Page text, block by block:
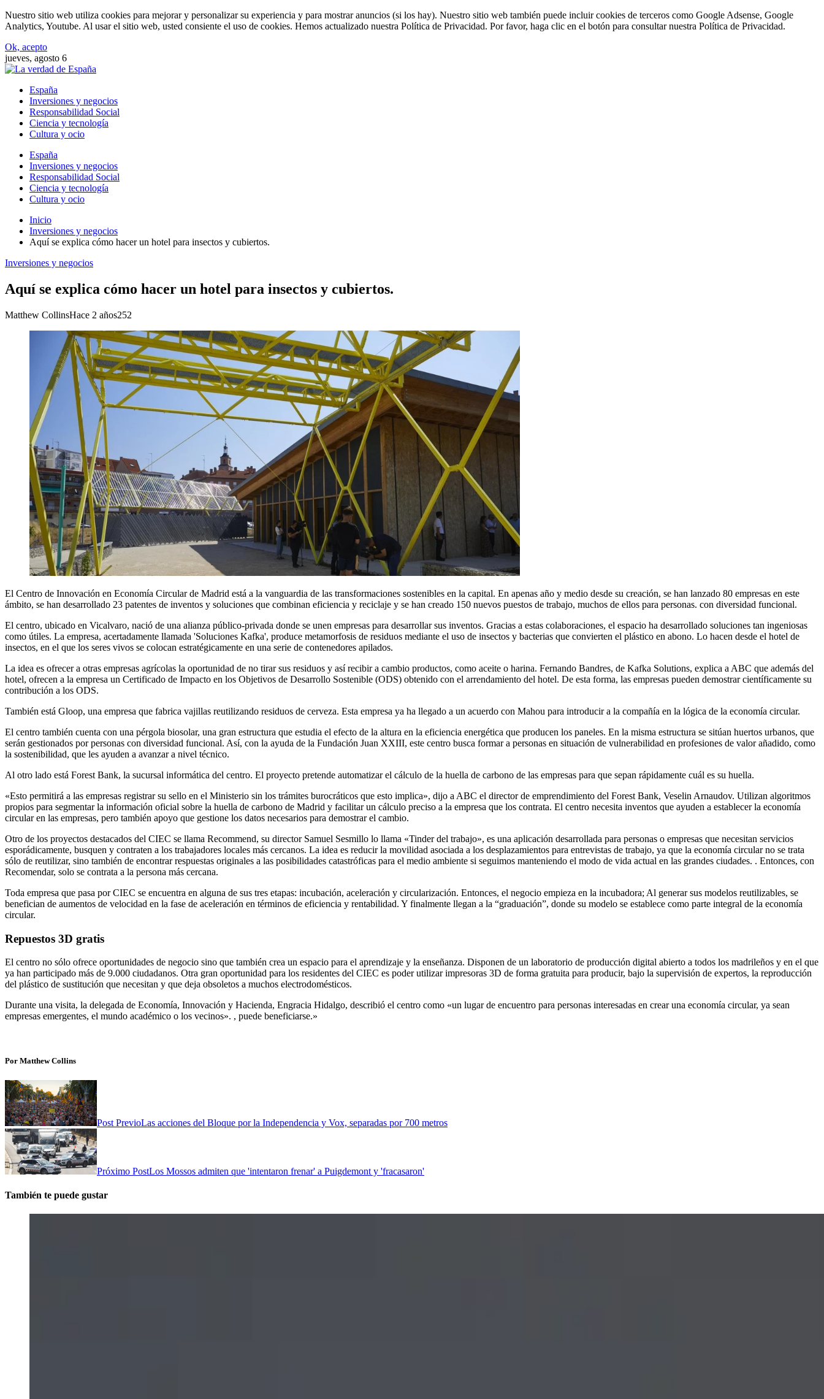
Nuestro sitio web utiliza cookies para mejorar y personalizar su experiencia y para mostrar anuncios (si los hay). Nuestro sitio web también puede incluir cookies de terceros como Google Adsense, Google
Analytics, Youtube. Al usar el sitio web, usted consiente el uso de cookies. Hemos actualizado nuestra Política de Privacidad. Por favor, haga clic en el botón para consultar nuestra Política de Privacidad.
Ok, acepto
jueves, agosto 6
España
Inversiones y negocios
Responsabilidad Social
Ciencia y tecnología
Cultura y ocio
España
Inversiones y negocios
Responsabilidad Social
Ciencia y tecnología
Cultura y ocio
Inicio
Inversiones y negocios
Aquí se explica cómo hacer un hotel para insectos y cubiertos.
Inversiones y negocios
Aquí se explica cómo hacer un hotel para insectos y cubiertos.
Matthew CollinsHace 2 años252
El Centro de Innovación en Economía Circular de Madrid está a la vanguardia de las transformaciones sostenibles en la capital. En apenas año y medio desde su creación, se han lanzado 80 empresas en este
ámbito, se han desarrollado 23 patentes de inventos y soluciones que combinan eficiencia y reciclaje y se han creado 150 nuevos puestos de trabajo, muchos de ellos para personas. con diversidad funcional.
El centro, ubicado en Vicalvaro, nació de una alianza público-privada donde se unen empresas para desarrollar sus inventos. Gracias a estas colaboraciones, el espacio ha desarrollado soluciones tan ingeniosas
como útiles. La empresa, acertadamente llamada 'Soluciones Kafka', produce metamorfosis de residuos mediante el uso de insectos y bacterias que convierten el plástico en abono. Lo hacen desde el hotel de
insectos, en el que los seres vivos se colocan estratégicamente en una serie de contenedores apilados.
La idea es ofrecer a otras empresas agrícolas la oportunidad de no tirar sus residuos y así recibir a cambio productos, como aceite o harina. Fernando Bandres, de Kafka Solutions, explica a ABC que además del
hotel, ofrecen a la empresa un Certificado de Impacto en los Objetivos de Desarrollo Sostenible (ODS) obtenido con el arrendamiento del hotel. De esta forma, las empresas pueden demostrar científicamente su
contribución a los ODS.
También está Gloop, una empresa que fabrica vajillas reutilizando residuos de cerveza. Esta empresa ya ha llegado a un acuerdo con Mahou para introducir a la compañía en la lógica de la economía circular.
El centro también cuenta con una pérgola biosolar, una gran estructura que estudia el efecto de la altura en la eficiencia energética que producen los paneles. En la misma estructura se sitúan huertos urbanos, que
serán gestionados por personas con diversidad funcional. Así, con la ayuda de la Fundación Juan XXIII, este centro busca formar a personas en situación de vulnerabilidad en profesiones de valor añadido, como
la sostenibilidad, que les ayuden a avanzar a nivel técnico.
Al otro lado está Forest Bank, la sucursal informática del centro. El proyecto pretende automatizar el cálculo de la huella de carbono de las empresas para que sepan rápidamente cuál es su huella.
«Esto permitirá a las empresas registrar su sello en el Ministerio sin los trámites burocráticos que esto implica», dijo a ABC el director de emprendimiento del Forest Bank, Veselin Arnaudov. Utilizan algoritmos
propios para segmentar la información oficial sobre la huella de carbono de Madrid y facilitar un cálculo preciso a la empresa que los contrata. El centro necesita inventos que ayuden a establecer la economía
circular en las empresas, pero también apoyo que gestione los datos necesarios para demostrar el cambio.
Otro de los proyectos destacados del CIEC se llama Recommend, su director Samuel Sesmillo lo llama «Tinder del trabajo», es una aplicación desarrollada para personas o empresas que necesitan servicios
esporádicamente, busquen y contraten a los trabajadores locales más cercanos. La idea es reducir la movilidad asociada a los desplazamientos para entrevistas de trabajo, ya que la economía circular no se trata
sólo de reutilizar, sino también de encontrar respuestas originales a las posibilidades catastróficas para el medio ambiente si seguimos manteniendo el modo de vida actual en las grandes ciudades. . Entonces, con
Recomendar, solo se contrata a la persona más cercana.
Toda empresa que pasa por CIEC se encuentra en alguna de sus tres etapas: incubación, aceleración y circularización. Entonces, el negocio empieza en la incubadora; Al generar sus modelos reutilizables, se
benefician de aumentos de velocidad en la fase de aceleración en términos de eficiencia y rentabilidad. Y finalmente llegan a la “graduación”, donde su modelo se establece como parte integral de la economía
circular.
Repuestos 3D gratis
El centro no sólo ofrece oportunidades de negocio sino que también crea un espacio para el aprendizaje y la enseñanza. Disponen de un laboratorio de producción digital abierto a todos los madrileños y en el que
ya han participado más de 9.000 ciudadanos. Otra gran oportunidad para los residentes del CIEC es poder utilizar impresoras 3D de forma gratuita para producir, bajo la supervisión de expertos, la reproducción
del plástico de sustitución que necesitan y que deja obsoletos a muchos electrodomésticos.
Durante una visita, la delegada de Economía, Innovación y Hacienda, Engracia Hidalgo, describió el centro como «un lugar de encuentro para personas interesadas en crear una economía circular, ya sean
empresas emergentes, el mundo académico o los vecinos». , puede beneficiarse.»
Por Matthew Collins
Post PrevioLas acciones del Bloque por la Independencia y Vox, separadas por 700 metros
Próximo PostLos Mossos admiten que 'intentaron frenar' a Puigdemont y 'fracasaron'
También te puede gustar